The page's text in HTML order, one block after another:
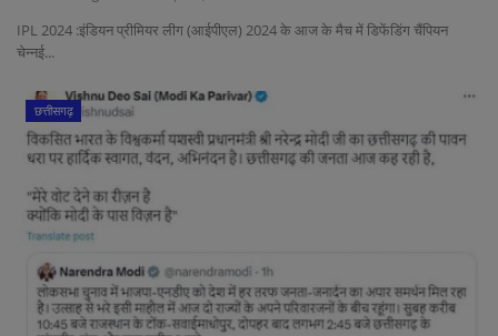
IPL 2024 :इंडियन प्रीमियर लीग (आईपीएल) 2024 के आज के मैच में डिफेंडिंग चैंपियन
चेन्नई...
छत्तीसगढ़